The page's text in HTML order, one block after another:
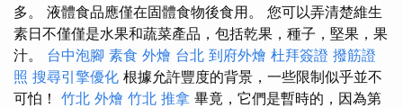
多。 液體食品應僅在固體食物後食用。 您可以弄清楚維生
素日不僅僅是水果和蔬菜產品，包括乾果，種子，堅果，果
汁。 台中泡腳 素食 外燴 台北 到府外燴 杜拜簽證 撥筋證
照 搜尋引擎優化 根據允許豐度的背景，一些限制似乎並不
可怕！ 竹北 外燴 竹北 推拿 畢竟，它們是暫時的，因為第